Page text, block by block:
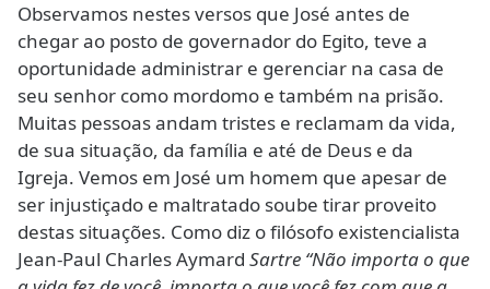
Observamos nestes versos que José antes de
chegar ao posto de governador do Egito, teve a
oportunidade administrar e gerenciar na casa de
seu senhor como mordomo e também na prisão.
Muitas pessoas andam tristes e reclamam da vida,
de sua situação, da família e até de Deus e da
Igreja. Vemos em José um homem que apesar de
ser injustiçado e maltratado soube tirar proveito
destas situações. Como diz o filósofo existencialista
Jean-Paul Charles Aymard Sartre “Não importa o que